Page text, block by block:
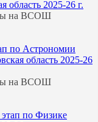
область 2025-26 г.
на ВСОШ
по Астрономии
область 2025-26
на ВСОШ
по Физике